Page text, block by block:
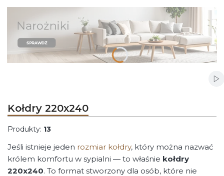
Kołdry 220x240
Produkty: 13
Jeśli istnieje jeden rozmiar kołdry, który można nazwać
królem komfortu w sypialni — to właśnie kołdry
220x240. To format stworzony dla osób, które nie